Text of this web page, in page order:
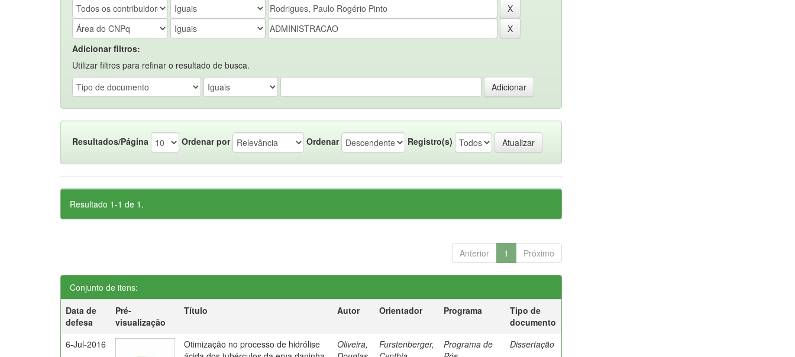
Adicionar filtros:
Utilizar filtros para refinar o resultado de busca.
Resultados/Página Ordenar por Ordenar Registro(s)
Resultado 1-1 de 1.
Anterior 1 Próximo
Conjunto de itens:
Data de
defesa
Pré-
visualização
Título Autor Orientador Programa
Tipo de
documento
6-Jul-2016
Otimização no processo de hidrólise
Oliveira,
Furstenberger,
Programa de
Dissertação